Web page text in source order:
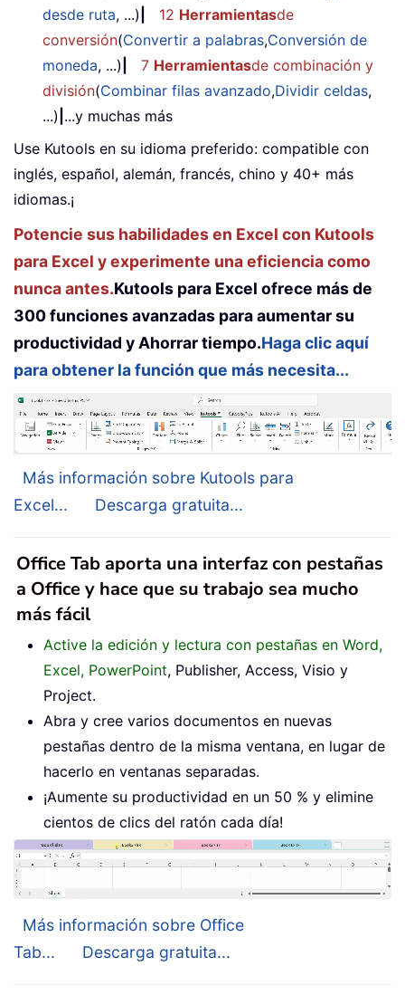
desde ruta, ...) 12 Herramientasde
conversión(Convertir a palabras,Conversión de
moneda, ...) 7 Herramientasde combinación y
división(Combinar filas avanzado,Dividir celdas,
...) ...y muchas más
Use Kutools en su idioma preferido: compatible con
inglés, español, alemán, francés, chino y 40+ más
idiomas.¡
Potencie sus habilidades en Excel con Kutools
para Excel y experimente una eficiencia como
nunca antes.Kutools para Excel ofrece más de
300 funciones avanzadas para aumentar su
productividad y Ahorrar tiempo.Haga clic aquí
para obtener la función que más necesita...
Más información sobre Kutools para
Excel...
Descarga gratuita...
Office Tab aporta una interfaz con pestañas
a Office y hace que su trabajo sea mucho
más fácil
Active la edición y lectura con pestañas en Word,
Excel, PowerPoint, Publisher, Access, Visio y
Project.
Abra y cree varios documentos en nuevas
pestañas dentro de la misma ventana, en lugar de
hacerlo en ventanas separadas.
¡Aumente su productividad en un 50 % y elimine
cientos de clics del ratón cada día!
Más información sobre Office
Tab...
Descarga gratuita...